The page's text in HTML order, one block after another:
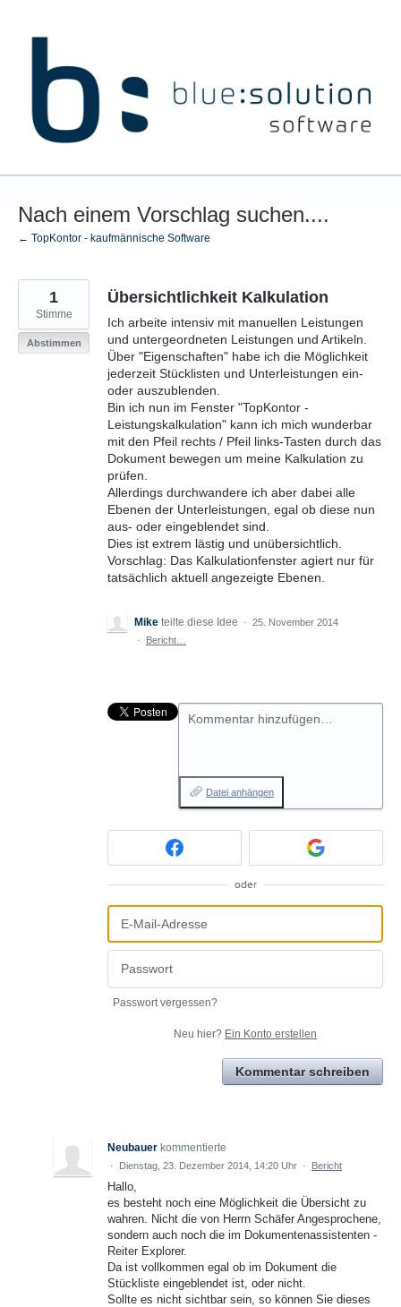
Nach einem Vorschlag suchen....
← TopKontor - kaufmännische Software
Übersichtlichkeit Kalkulation
Ich arbeite intensiv mit manuellen Leistungen
und untergeordneten Leistungen und Artikeln.
Über "Eigenschaften" habe ich die Möglichkeit
jederzeit Stücklisten und Unterleistungen ein-
oder auszublenden.
Bin ich nun im Fenster "TopKontor -
Leistungskalkulation" kann ich mich wunderbar
mit den Pfeil rechts / Pfeil links-Tasten durch das
Dokument bewegen um meine Kalkulation zu
prüfen.
Allerdings durchwandere ich aber dabei alle
Ebenen der Unterleistungen, egal ob diese nun
aus- oder eingeblendet sind.
Dies ist extrem lästig und unübersichtlich.
Vorschlag: Das Kalkulationfenster agiert nur für
tatsächlich aktuell angezeigte Ebenen.
1
Stimme
Abstimmen
Mike teilte diese Idee · 25. November 2014
·
Bericht…
Kommentar hinzufügen…
Datei anhängen
oder
Passwort vergessen?
Neu hier? Ein Konto erstellen
Kommentar schreiben
Neubauer kommentierte
· Dienstag, 23. Dezember 2014, 14:20 Uhr · Bericht
Hallo,
es besteht noch eine Möglichkeit die Übersicht zu
wahren. Nicht die von Herrn Schäfer Angesprochene,
sondern auch noch die im Dokumentenassistenten -
Reiter Explorer.
Da ist vollkommen egal ob im Dokument die
Stückliste eingeblendet ist, oder nicht.
Sollte es nicht sichtbar sein, so können Sie dieses